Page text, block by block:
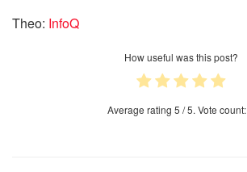
Theo: InfoQ
How useful was this post?
Average rating 5 / 5. Vote count: